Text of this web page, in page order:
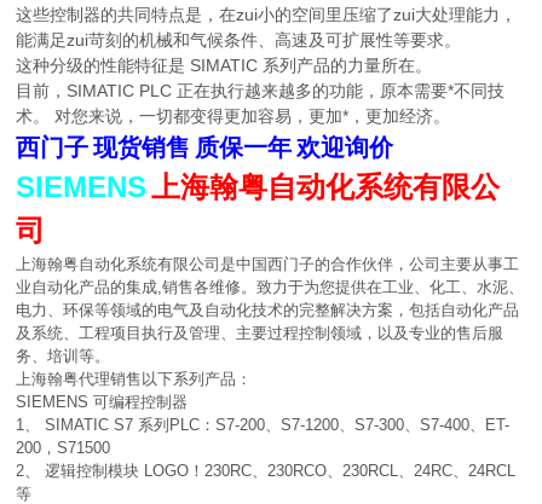
这些控制器的共同特点是，在zui小的空间里压缩了zui大处理能力，
能满足zui苛刻的机械和气候条件、高速及可扩展性等要求。
这种分级的性能特征是 SIMATIC 系列产品的力量所在。
目前，SIMATIC PLC 正在执行越来越多的功能，原本需要*不同技
术。 对您来说，一切都变得更加容易，更加*，更加经济。
西门子 现货销售 质保一年 欢迎询价
SIEMENS 上海翰粤自动化系统有限公
司
上海翰粤自动化系统有限公司是中国西门子的合作伙伴，公司主要从事工
业自动化产品的集成,销售各维修。致力于为您提供在工业、化工、水泥、
电力、环保等领域的电气及自动化技术的完整解决方案，包括自动化产品
及系统、工程项目执行及管理、主要过程控制领域，以及专业的售后服
务、培训等。
上海翰粤代理销售以下系列产品：
SIEMENS 可编程控制器
1、 SIMATIC S7 系列PLC：S7-200、S7-1200、S7-300、S7-400、ET-
200，S71500
2、 逻辑控制模块 LOGO！230RC、230RCO、230RCL、24RC、24RCL
等